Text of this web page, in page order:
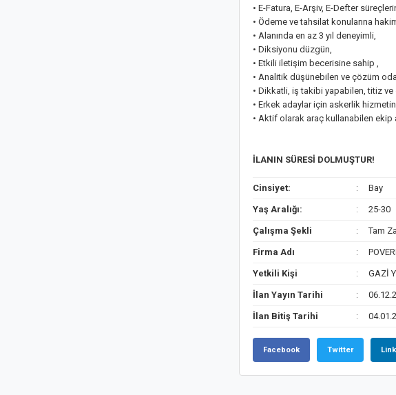
• E-Fatura, E-Arşiv, E-Defter
• Ödeme ve tahsilat konularına
• Alanında en az 3 yıl deneyimli,
• Diksiyonu düzgün,
• Etkili iletişim becerisine sahip ,
• Analitik düşünebilen ve çözüm
• Dikkatli, iş takibi yapabilen, titiz
• Erkek adaylar için askerlik
• Aktif olarak araç kullanabilen ekip
İLANIN SÜRESİ DOLMUŞTUR!
Cinsiyet: Bay
Yaş Aralığı: 25-30
Çalışma Şekli Tam
Firma Adı
Yetkili Kişi GAZİ
İlan Yayın Tarihi
İlan Bitiş Tarihi
Facebook Twitter